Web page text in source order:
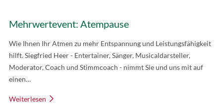
Mehrwertevent: Atempause
Wie Ihnen Ihr Atmen zu mehr Entspannung und Leistungsfähigkeit
hilft. Siegfried Heer - Entertainer, Sänger, Musicaldarsteller,
Moderator, Coach und Stimmcoach - nimmt Sie und uns mit auf
einen…
Weiterlesen